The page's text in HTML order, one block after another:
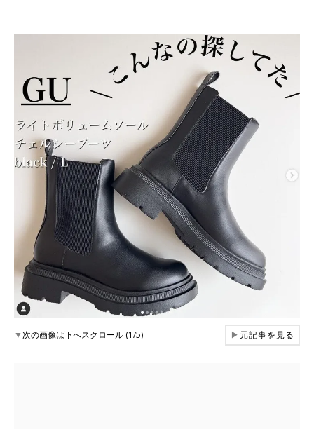
▼次の画像は下へスクロール (1/5) ▶元記事を見る